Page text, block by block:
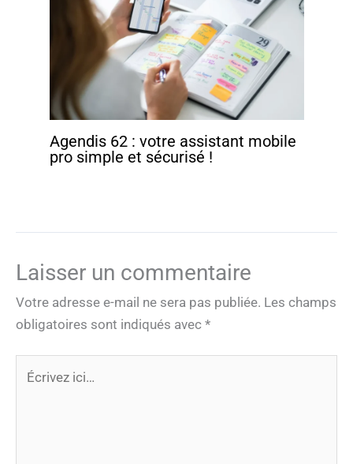
Agendis 62 : votre assistant mobile
pro simple et sécurisé !
Laisser un commentaire
Votre adresse e-mail ne sera pas publiée. Les champs
obligatoires sont indiqués avec *